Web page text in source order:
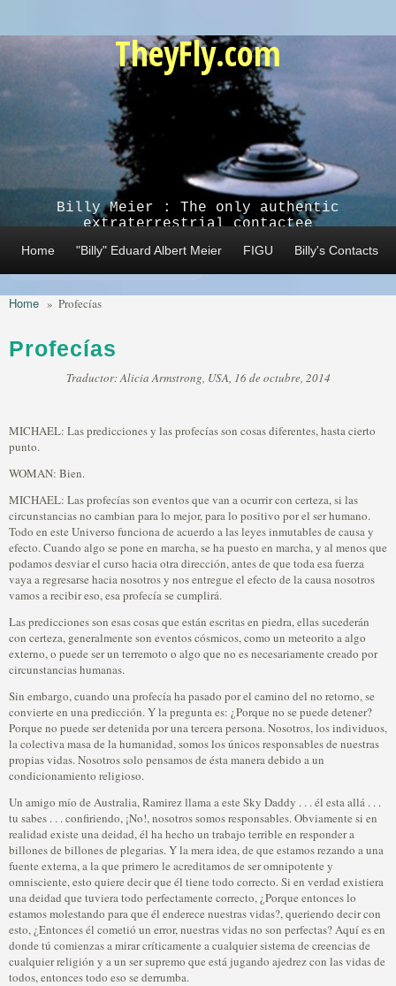
TheyFly.com
Billy Meier : The only authentic
extraterrestrial contactee
Home "Billy" Eduard Albert Meier FIGU Billy's Contacts
Home » Profecías
Profecías
Traductor: Alicia Armstrong, USA, 16 de octubre, 2014
MICHAEL: Las predicciones y las profecías son cosas diferentes, hasta cierto
punto.
WOMAN: Bien.
MICHAEL: Las profecías son eventos que van a ocurrir con certeza, si las
circunstancias no cambian para lo mejor, para lo positivo por el ser humano.
Todo en este Universo funciona de acuerdo a las leyes inmutables de causa y
efecto. Cuando algo se pone en marcha, se ha puesto en marcha, y al menos que
podamos desviar el curso hacia otra dirección, antes de que toda esa fuerza
vaya a regresarse hacia nosotros y nos entregue el efecto de la causa nosotros
vamos a recibir eso, esa profecía se cumplirá.
Las predicciones son esas cosas que están escritas en piedra, ellas sucederán
con certeza, generalmente son eventos cósmicos, como un meteorito a algo
externo, o puede ser un terremoto o algo que no es necesariamente creado por
circunstancias humanas.
Sin embargo, cuando una profecía ha pasado por el camino del no retorno, se
convierte en una predicción. Y la pregunta es: ¿Porque no se puede detener?
Porque no puede ser detenida por una tercera persona. Nosotros, los individuos,
la colectiva masa de la humanidad, somos los únicos responsables de nuestras
propias vidas. Nosotros solo pensamos de ésta manera debido a un
condicionamiento religioso.
Un amigo mío de Australia, Ramirez llama a este Sky Daddy . . . él esta allá . . .
tu sabes . . . confiriendo, ¡No!, nosotros somos responsables. Obviamente si en
realidad existe una deidad, él ha hecho un trabajo terrible en responder a
billones de billones de plegarias. Y la mera idea, de que estamos rezando a una
fuente externa, a la que primero le acreditamos de ser omnipotente y
omnisciente, esto quiere decir que él tiene todo correcto. Si en verdad existiera
una deidad que tuviera todo perfectamente correcto, ¿Porque entonces lo
estamos molestando para que él enderece nuestras vidas?, queriendo decir con
esto, ¿Entonces él cometió un error, nuestras vidas no son perfectas? Aquí es en
donde tú comienzas a mirar críticamente a cualquier sistema de creencias de
cualquier religión y a un ser supremo que está jugando ajedrez con las vidas de
todos, entonces todo eso se derrumba.